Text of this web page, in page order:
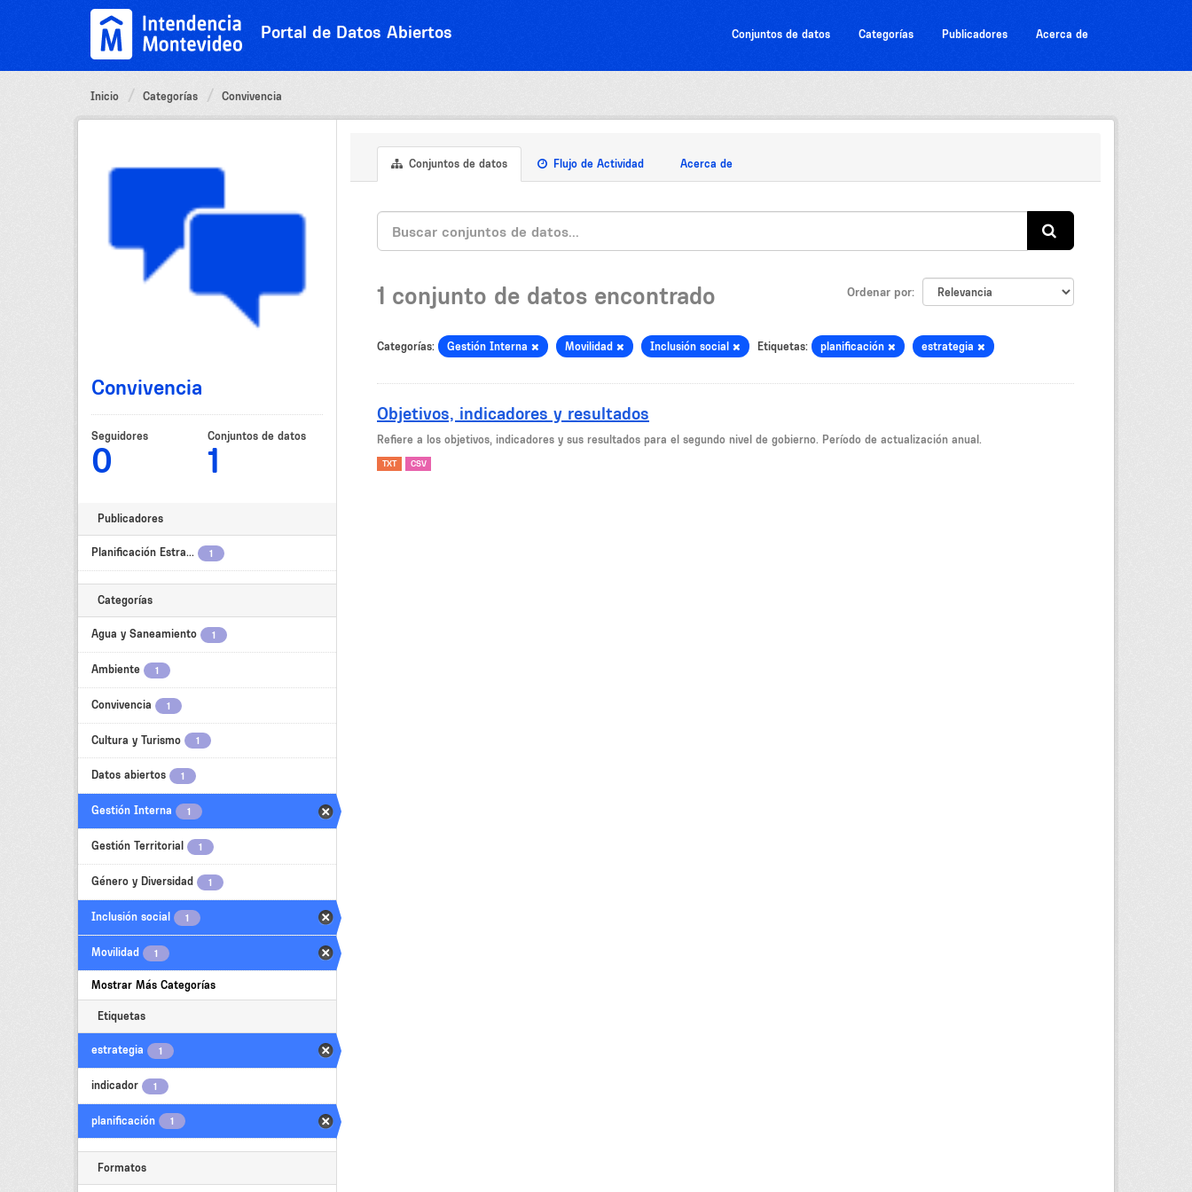
Portal de Datos Abiertos Conjuntos de datos Categorías Publicadores Acerca de
Inicio Categorías Convivencia
Convivencia
Seguidores
0
Conjuntos de datos
1
Publicadores
Planificación Estra... 1
Categorías
Agua y Saneamiento 1
Ambiente 1
Convivencia 1
Cultura y Turismo 1
Datos abiertos 1
Gestión Interna 1
Gestión Territorial 1
Género y Diversidad 1
Inclusión social 1
Movilidad 1
Mostrar Más Categorías
Etiquetas
estrategia 1
indicador 1
planificación 1
Formatos
Conjuntos de datos Flujo de Actividad Acerca de
Ordenar por
1 conjunto de datos encontrado
Categorías: Gestión Interna Movilidad Inclusión social Etiquetas: planificación estrategia
Objetivos, indicadores y resultados
Refiere a los objetivos, indicadores y sus resultados para el segundo nivel de gobierno. Período de actualización anual.
TXT CSV